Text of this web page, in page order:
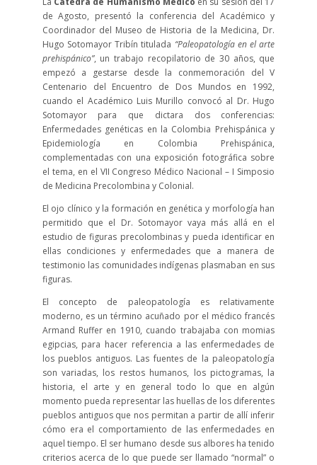
de Agosto, presentó la conferencia del Académico y
Coordinador del Museo de Historia de la Medicina, Dr.
Hugo Sotomayor Tribín titulada “Paleopatología en el arte
prehispánico”, un trabajo recopilatorio de 30 años, que
empezó a gestarse desde la conmemoración del V
Centenario del Encuentro de Dos Mundos en 1992,
cuando el Académico Luis Murillo convocó al Dr. Hugo
Sotomayor para que dictara dos conferencias:
Enfermedades genéticas en la Colombia Prehispánica y
Epidemiología en Colombia Prehispánica,
complementadas con una exposición fotográfica sobre
el tema, en el VII Congreso Médico Nacional – I Simposio
de Medicina Precolombina y Colonial.
El ojo clínico y la formación en genética y morfología han
permitido que el Dr. Sotomayor vaya más allá en el
estudio de figuras precolombinas y pueda identificar en
ellas condiciones y enfermedades que a manera de
testimonio las comunidades indígenas plasmaban en sus
figuras.
El concepto de paleopatología es relativamente
moderno, es un término acuñado por el médico francés
Armand Ruffer en 1910, cuando trabajaba con momias
egipcias, para hacer referencia a las enfermedades de
los pueblos antiguos. Las fuentes de la paleopatología
son variadas, los restos humanos, los pictogramas, la
historia, el arte y en general todo lo que en algún
momento pueda representar las huellas de los diferentes
pueblos antiguos que nos permitan a partir de allí inferir
cómo era el comportamiento de las enfermedades en
aquel tiempo. El ser humano desde sus albores ha tenido
criterios acerca de lo que puede ser llamado “normal” o